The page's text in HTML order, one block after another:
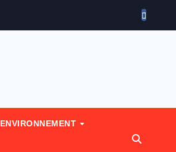
ENVIRONNEMENT